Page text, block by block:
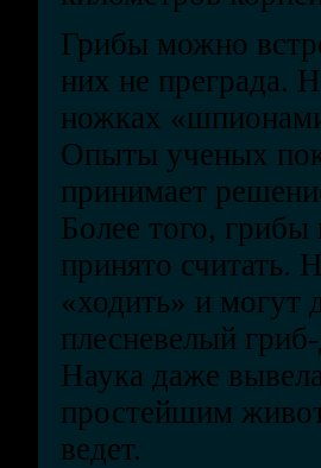
Грибы можно
них не преграда.
ножках
Опыты ученых
принимает
Более того,
принято считать.
«ходить» и могут
плесневелый
Наука даже
простейшим
ведет.